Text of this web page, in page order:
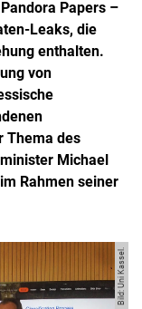
Papers –
Leaks, die
enthalten.
von
Thema des
Michael
Rahmen seiner
Bild: Uni Kassel.